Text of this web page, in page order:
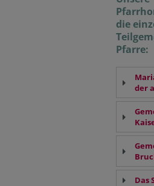
die
Pfarre:
der
Das